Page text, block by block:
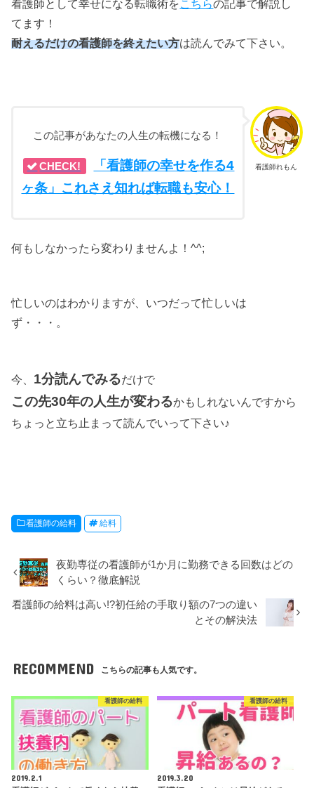
看護師として幸せになる転職術をこちらの記事で解説し
てます！
耐えるだけの看護師を終えたい方は読んでみて下さい。
看護師れもん
この記事があなたの人生の転機になる！
CHECK!
「看護師の幸せを作る4
ヶ条」これさえ知れば転職も安心！
何もしなかったら変わりませんよ！^^;
忙しいのはわかりますが、いつだって忙しいは
ず・・・。
今、 1分読んでみるだけで
この先30年の人生が変わるかもしれないんですから
ちょっと立ち止まって読んでいって下さい♪
看護師の給料 給料
夜勤専従の看護師が1か月に勤務できる回数はどの
くらい？徹底解説
看護師の給料は高い!?初任給の手取り額の7つの違い
とその解決法
RECOMMEND こちらの記事も人気です。
看護師の給料
2019.2.1
看護師の給料
2019.3.20